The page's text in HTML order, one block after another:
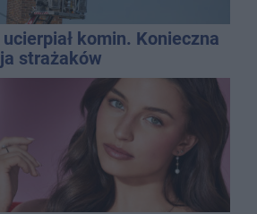
komin. Konieczna
strażaków